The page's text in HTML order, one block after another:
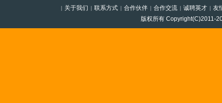
| 关于我们 | 联系方式 | 合作伙伴 | 合作交流 | 诚聘英才 | 友
版权所有 Copyright(C)2011-